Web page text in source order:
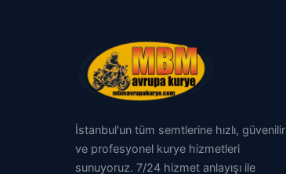
İstanbul'un tüm semtlerine hızlı, güvenilir
ve profesyonel kurye hizmetleri
sunuyoruz. 7/24 hizmet anlayışı ile